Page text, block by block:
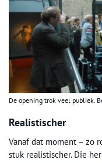
De opening trok veel publiek.
Realistischer
Vanaf dat moment – zo
stuk realistischer. Die